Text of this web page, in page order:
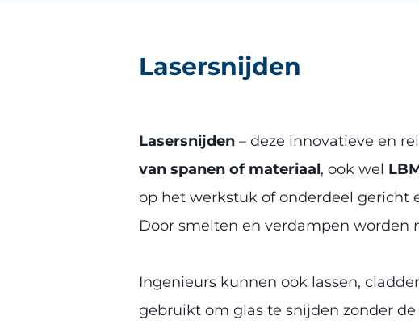
Lasersnijden
Lasersnijden – deze innovatieve en
van spanen of materiaal, ook wel
op het werkstuk of onderdeel gericht
Door smelten en verdampen
Ingenieurs kunnen ook lassen,
gebruikt om glas te snijden zonder